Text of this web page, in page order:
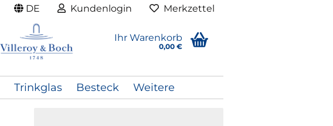
DE Kundenlogin Merkzettel
Ihr Warenkorb
0,00 €
Trinkglas Besteck Weitere